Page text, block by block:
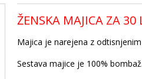
ŽENSKA MAJICA ZA 30
Majica je narejena z
Sestava majice je 100%